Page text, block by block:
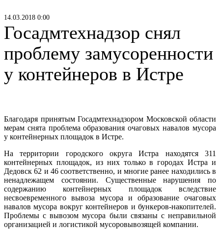
14.03.2018 0:00
Госадмтехнадзор снял
проблему замусоренности
у контейнеров в Истре
Благодаря принятым Госадмтехнадзором Московской области
мерам снята проблема образования очаговых навалов мусора
у контейнерных площадок в Истре.
На территории городского округа Истра находятся 311
контейнерных площадок, из них только в городах Истра и
Дедовск 62 и 46 соответственно, и многие ранее находились в
ненадлежащем состоянии. Существенные нарушения по
содержанию контейнерных площадок вследствие
несвоевременного вывоза мусора и образование очаговых
навалов мусора вокруг контейнеров и бункеров-накопителей.
Проблемы с вывозом мусора были связаны с неправильной
организацией и логистикой мусоровывозящей компании.